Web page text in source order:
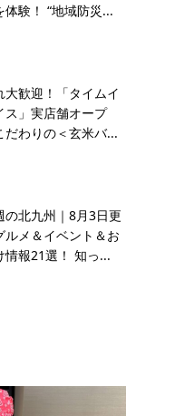
体験！ “地域防災...
大歓迎！「タイムイ
ス」実店舗オープ
わりの＜玄米バ...
の北九州｜8月3日更
ルメ＆イベント＆お
情報21選！ 知っ...